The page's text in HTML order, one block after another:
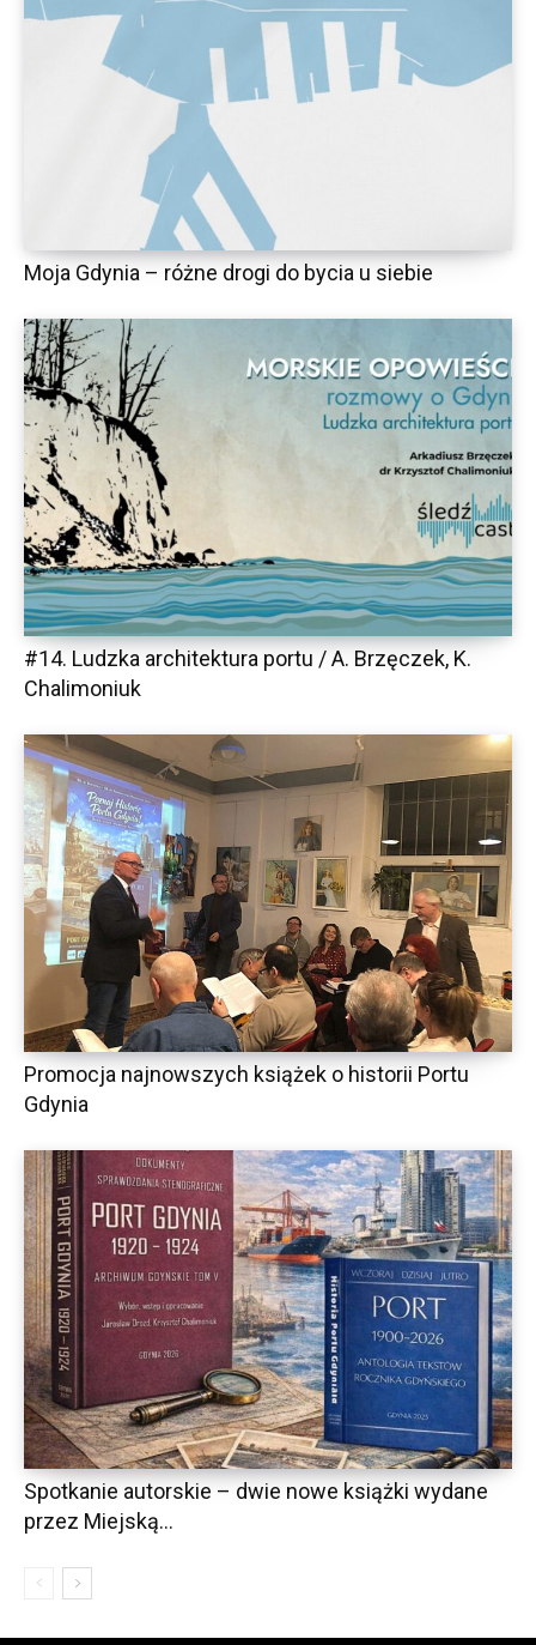
Moja Gdynia – różne drogi do bycia u siebie
#14. Ludzka architektura portu / A. Brzęczek, K.
Chalimoniuk
Promocja najnowszych książek o historii Portu
Gdynia
Spotkanie autorskie – dwie nowe książki wydane
przez Miejską...